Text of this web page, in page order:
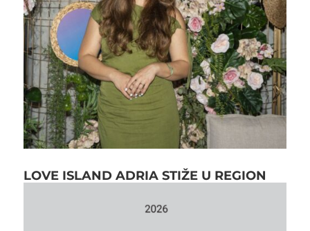
LOVE ISLAND ADRIA STIŽE U REGION